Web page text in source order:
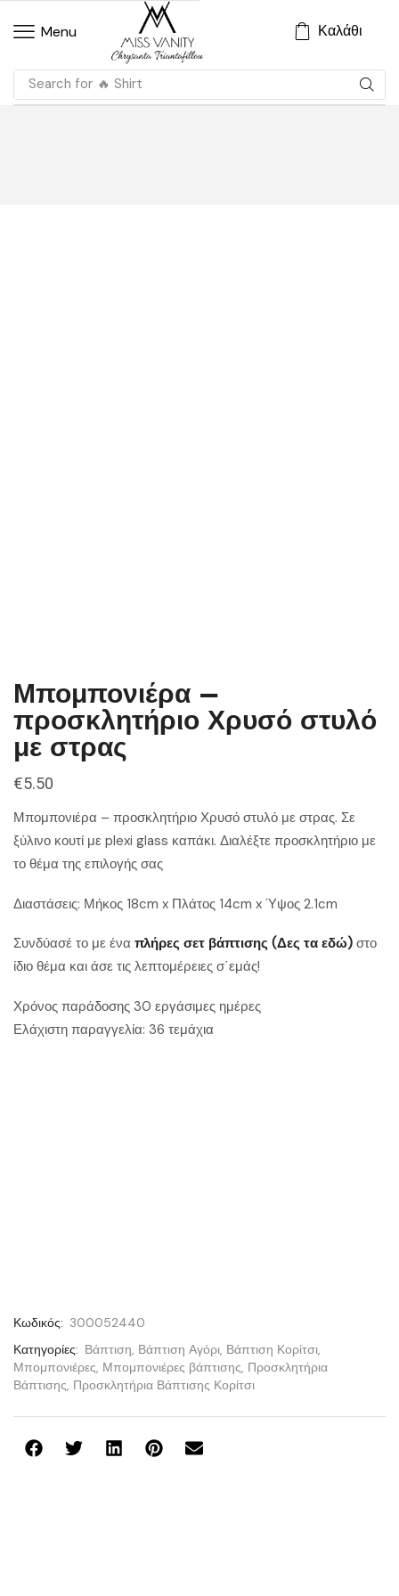
Menu Καλάθι
Search for 🔥 Shirt
Μπομπονιέρα –
προσκλητήριο Χρυσό στυλό
με στρας
€5.50
Μπομπονιέρα – προσκλητήριο Χρυσό στυλό με στρας. Σε
ξύλινο κουτί με plexi glass καπάκι. Διαλέξτε προσκλητήριο με
το θέμα της επιλογής σας
Διαστάσεις: Μήκος 18cm x Πλάτος 14cm x Ύψος 2.1cm
Συνδύασέ το με ένα πλήρες σετ βάπτισης (Δες τα εδώ) στο
ίδιο θέμα και άσε τις λεπτομέρειες σ΄εμάς!
Χρόνος παράδοσης 30 εργάσιμες ημέρες
Ελάχιστη παραγγελία: 36 τεμάχια
Κωδικός: 300052440
Κατηγορίες: Βάπτιση Βάπτιση Αγόρι Βάπτιση Κορίτσι
Μπομπονιέρες Μπομπονιέρες βάπτισης Προσκλητήρια
Βάπτισης Προσκλητήρια Βάπτισης Κορίτσι